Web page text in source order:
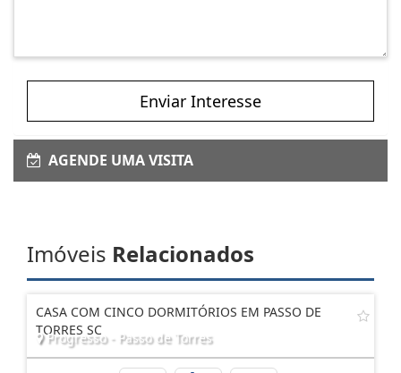
Enviar Interesse
AGENDE UMA VISITA
Imóveis Relacionados
CASA COM CINCO DORMITÓRIOS EM PASSO DE
TORRES SC
Progresso - Passo de Torres